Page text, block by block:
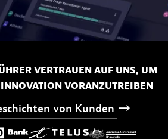
VERTRAUEN AUF UNS, UM
VORANZUTREIBEN
von Kunden